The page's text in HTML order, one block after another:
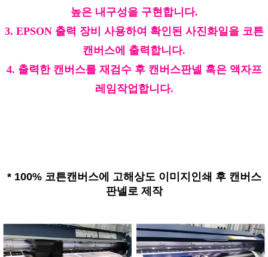
높은 내구성을 구현합니다.
3. EPSON 출력 장비 사용하여 확인된 사진화일을 코튼
캔버스에 출력합니다.
4. 출력한 캔버스를 재검수 후 캔버스판넬 혹은 액자프
레임작업합니다.
* 100% 코튼캔버스에 고해상도 이미지인쇄 후 캔버스
판넬로 제작